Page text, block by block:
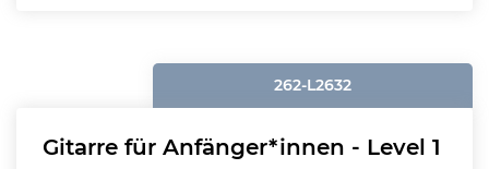
262-L2632
Gitarre für Anfänger*innen - Level 1